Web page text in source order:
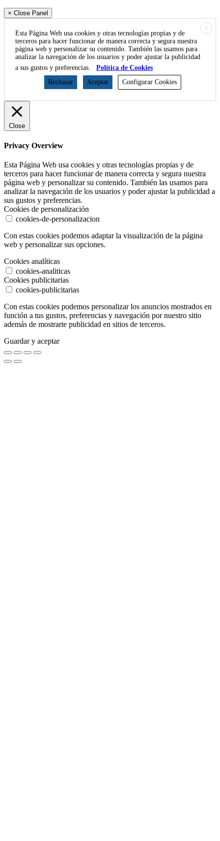
× Close Panel
X
Esta Página Web usa cookies y otras tecnologías propias y de
terceros para hacer funcionar de manera correcta y segura nuestra
página web y personalizar su contenido. También las usamos para
analizar la navegación de los usuarios y poder ajustar la publicidad
a sus gustos y preferencias.
Política de Cookies
Rechazar
Aceptar Configurar Cookies
Close
Privacy Overview
Esta Página Web usa cookies y otras tecnologías propias y de
terceros para hacer funcionar de manera correcta y segura nuestra
página web y personalizar su contenido. También las usamos para
analizar la navegación de los usuarios y poder ajustar la publicidad a
sus gustos y preferencias.
Cookies de personalización
cookies-de-personalizacion
Con estas cookies podemos adaptar la visualización de la página
web y personalizar sus opciones.
Cookies analíticas
cookies-analiticas
Cookies publicitarias
cookies-publicitarias
Con estas cookies podemos personalizar los anuncios mostrados en
función a tus gustos, preferencias y navegación por nuestro sitio
además de mostrarte publicidad en sitios de terceros.
Guardar y aceptar